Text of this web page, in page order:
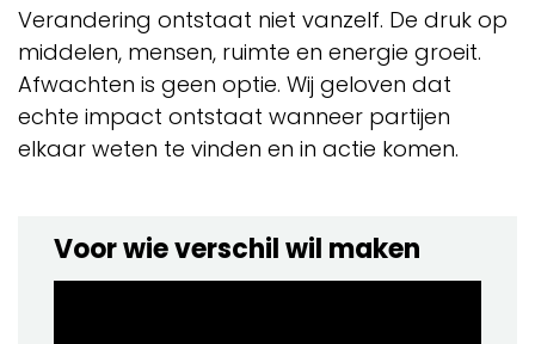
Verandering ontstaat niet vanzelf. De druk op
middelen, mensen, ruimte en energie groeit.
Afwachten is geen optie. Wij geloven dat
echte impact ontstaat wanneer partijen
elkaar weten te vinden en in actie komen.
Voor wie verschil wil maken